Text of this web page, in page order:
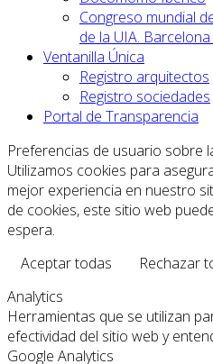
Congreso mundial
de la UIA.
Ventanilla Única
Registro arquitectos
Registro sociedades
Portal de Transparencia
Preferencias de usuario sobre
Utilizamos cookies para
mejor experiencia en nuestro
de cookies, este sitio web
espera.
Aceptar todas
Rechazar
Analytics
Herramientas que se utilizan
efectividad del sitio web y
Google Analytics